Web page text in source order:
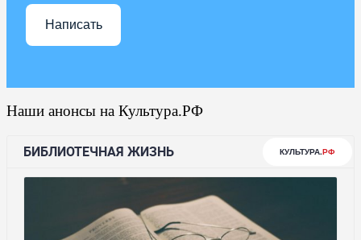
Написать
Наши анонсы на Культура.РФ